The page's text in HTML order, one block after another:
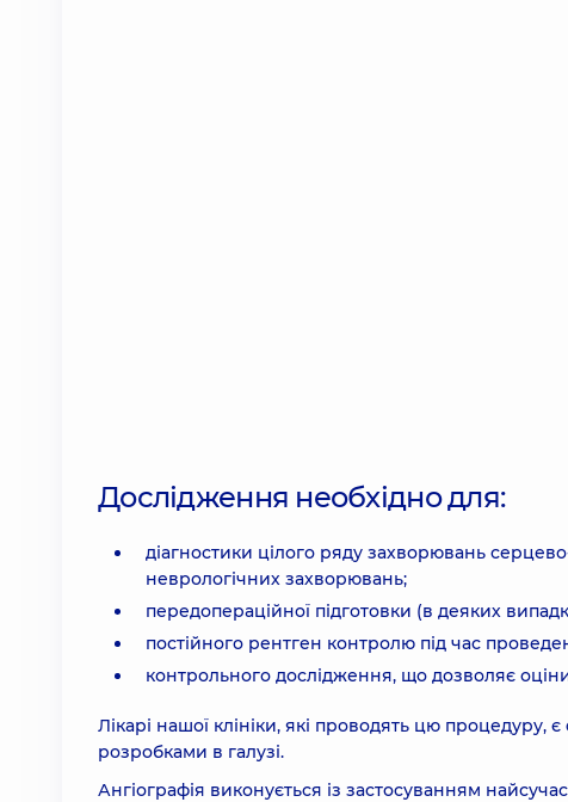
Дослідження необхідно для:
діагностики цілого ряду захворювань
неврологічних захворювань;
передопераційної підготовки (в деяких
постійного рентген контролю під час
контрольного дослідження, що дозволяє
Лікарі нашої клініки, які проводять цю процедуру,
розробками в галузі.
Ангіографія виконується із застосуванням